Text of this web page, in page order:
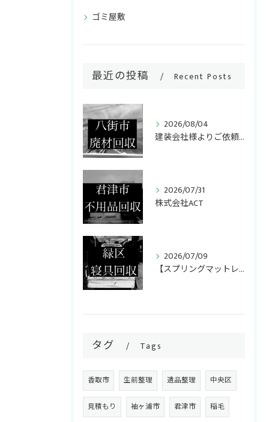
ゴミ屋敷
最近の投稿 Recent Posts
2026/08/04
建装会社様よりご依頼いただき、キッチンリフォームで発生した廃...
2026/07/31
株式会社ACT
2026/07/09
【スプリングマットレス・折りたたみマットレス回収】
タグ Tags
香取市 生前整理 遺品整理 中央区
見積もり 袖ヶ浦市 君津市 稲毛
ご相談・お問い合わせはこちら